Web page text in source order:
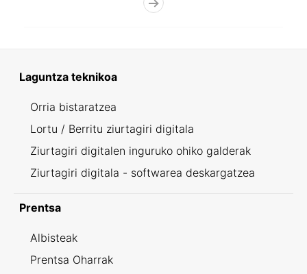
Laguntza teknikoa
Orria bistaratzea
Lortu / Berritu ziurtagiri digitala
Ziurtagiri digitalen inguruko ohiko galderak
Ziurtagiri digitala - softwarea deskargatzea
Prentsa
Albisteak
Prentsa Oharrak